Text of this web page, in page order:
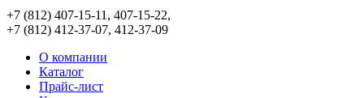
+7 (812) 407-15-11, 407-15-22,
+7 (812) 412-37-07, 412-37-09
О компании
Каталог
Прайс-лист